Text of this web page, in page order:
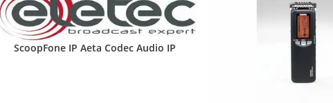
ScoopFone IP Aeta Codec Audio IP